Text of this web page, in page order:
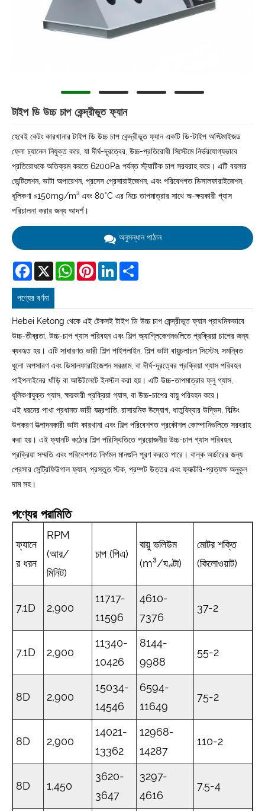
টাইপ ডি উচ্চ চাপ কেন্দ্রীভূত ফ্যান
হেবেই কেটং কারখানার টাইপ ডি উচ্চ চাপ কেন্দ্রীভূত ফ্যান একটি ডি-টাইপ অপ্টিমাইজড
ফ্লো চ্যানেল নিযুক্ত করে, যা দীর্ঘ-দূরত্বের, উচ্চ-প্রতিরোধী সিস্টেমে নির্ভরযোগ্যভাবে
প্রতিরোধকে অতিক্রম করতে 6200Pa পর্যন্ত স্ট্যাটিক চাপ সরবরাহ করে। এটি বয়লার
ভেন্টিলেশন, ভাটা অপারেশন, প্রসেস প্রেসারাইজেশন, এবং পরিবেশগত ডিসালফারাইজেশন,
ধূলিকণা ≤150mg/m³ এবং 80°C এর নিচে তাপমাত্রার সাথে অ-ক্ষয়কারী গ্যাস
পরিচালনা করার জন্য আদর্শ।
অনুসন্ধান পাঠান
Facebook
X WhatsAppPinterestLinkedIn
পণ্যের বর্ণনা
Hebei Ketong থেকে এই টেকসই টাইপ ডি উচ্চ চাপ কেন্দ্রীভূত ফ্যান প্রাথমিকভাবে
উচ্চ-তীব্রতা, উচ্চ-চাপ গ্যাস পরিবহন এবং শিল্প অ্যাপ্লিকেশনগুলিতে প্রক্রিয়া চাপের জন্য
ব্যবহৃত হয়। এটি সাধারণত ভারী শিল্প পাইপলাইন, শিল্প ভাটা বায়ুচলাচল সিস্টেম, সমন্বিত
ধুলো অপসারণ এবং ডিসালফারাইজেশন সরঞ্জাম, বা দীর্ঘ-দূরত্বের প্রক্রিয়া গ্যাস পরিবহন
পাইপলাইনের খাঁড়ি বা আউটলেটে ইনস্টল করা হয়। এটি উচ্চ-তাপমাত্রার ফ্লু গ্যাস,
ধূলিকণাযুক্ত গ্যাস, ক্ষয়কারী প্রক্রিয়া গ্যাস, বা উচ্চ-চাপের বায়ু পরিবহন করে।
এই ধরনের পাখা প্রধানত ভারী যন্ত্রপাতি, রাসায়নিক উদ্যোগ, ধাতুবিদ্যার উদ্ভিদ, বিল্ডিং
উপকরণ উত্পাদনকারী ভাটা কারখানা এবং শিল্প পরিবেশগত প্রকৌশল কোম্পানিগুলিতে সরবরাহ
করা হয়। এই ফ্যানটি কঠোর শিল্প পরিস্থিতিতে প্রয়োজনীয় উচ্চ-চাপ গ্যাস পরিবহন,
প্রক্রিয়া সম্মতি এবং পরিবেশগত নির্গমন মানগুলি পূরণ করতে পারে। বাল্ক অর্ডারের জন্য
প্রেসার সেন্ট্রিফিউগাল ফ্যান, প্রস্তুত স্টক, প্রম্পট উত্তর এবং ফ্যাক্টরি-প্রত্যক্ষ অনুকূল
দাম সহ।
পণ্যের পরামিতি
ফ্যানে
র ধরন
RPM
(আর/
মিনিট)
চাপ (পিএ)
বায়ু ভলিউম
(m³/ঘণ্টা)
মোটর শক্তি
(কিলোওয়াট)
7.1D 2,900
11717-
11596
4610-
7376
37-2
7.1D 2,900
11340-
10426
8144-
9988
55-2
8D 2,900
15034-
14546
6594-
11649
75-2
8D 2,900
14021-
13362
12968-
14287
110-2
8D 1,450
3620-
3647
3297-
4616
7.5-4